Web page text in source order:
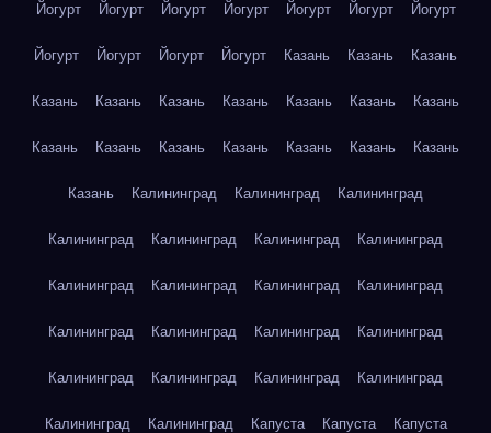
Йогурт Йогурт Йогурт Йогурт Йогурт Йогурт Йогурт
Йогурт Йогурт Йогурт Йогурт Казань Казань Казань
Казань Казань Казань Казань Казань Казань Казань
Казань Казань Казань Казань Казань Казань Казань
Казань Калининград Калининград Калининград
Калининград Калининград Калининград Калининград
Калининград Калининград Калининград Калининград
Калининград Калининград Калининград Калининград
Калининград Калининград Калининград Калининград
Калининград Калининград Капуста Капуста Капуста